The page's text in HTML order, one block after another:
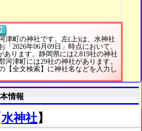
津町の神社です。左(上)は、水神社
2026年06月09日」時点において、
あります。静岡県には2,819社の神社
河津町には29社の神社があります。
【全文検索】に神社名などを入力し
情報
水神社】